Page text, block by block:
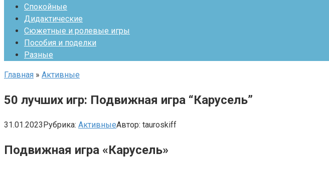
Спокойные
Дидактические
Сюжетные и ролевые игры
Пособия и поделки
Разные
Главная » Активные
50 лучших игр: Подвижная игра “Карусель”
31.01.2023Рубрика: АктивныеАвтор: tauroskiff
Подвижная игра «Карусель»